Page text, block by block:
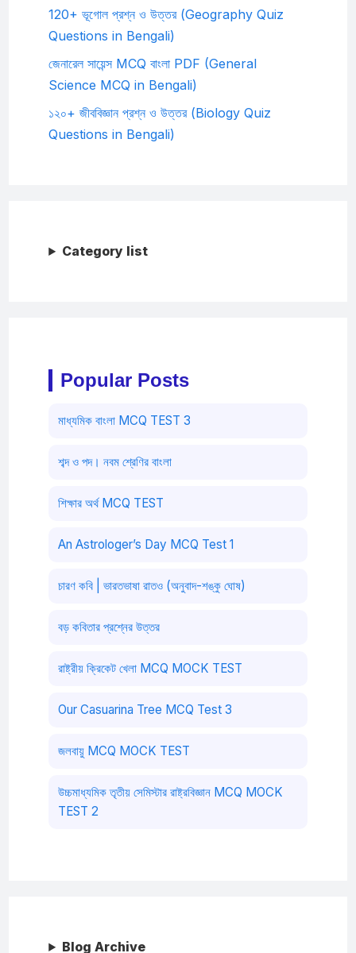
120+ ভূগোল প্রশ্ন ও উত্তর (Geography Quiz
Questions in Bengali)
জেনারেল সায়েন্স MCQ বাংলা PDF (General
Science MCQ in Bengali)
১২০+ জীববিজ্ঞান প্রশ্ন ও উত্তর (Biology Quiz
Questions in Bengali)
Category list
Popular Posts
মাধ্যমিক বাংলা MCQ TEST 3
শব্দ ও পদ। নবম শ্রেণির বাংলা
শিক্ষার অর্থ MCQ TEST
An Astrologer’s Day MCQ Test 1
চারণ কবি | ভারতভাষা রাতও (অনুবাদ-শঙ্কু ঘোষ)
বড় কবিতার প্রশ্নের উত্তর
রাষ্ট্রীয় ক্রিকেট খেলা MCQ MOCK TEST
Our Casuarina Tree MCQ Test 3
জলবায়ু MCQ MOCK TEST
উচ্চমাধ্যমিক তৃতীয় সেমিস্টার রাষ্ট্রবিজ্ঞান MCQ MOCK
TEST 2
Blog Archive